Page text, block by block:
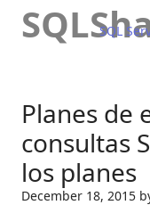
SQL
Planes de
consultas
los planes
December 18, 2015